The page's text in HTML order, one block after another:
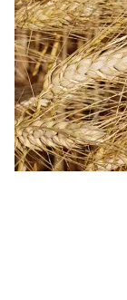
Du blé dur
en France
Les pâtes, c’est
connaissez-vous
07 JUILL. 2026